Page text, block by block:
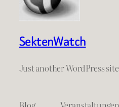
SektenWatch
Just another WordPress site